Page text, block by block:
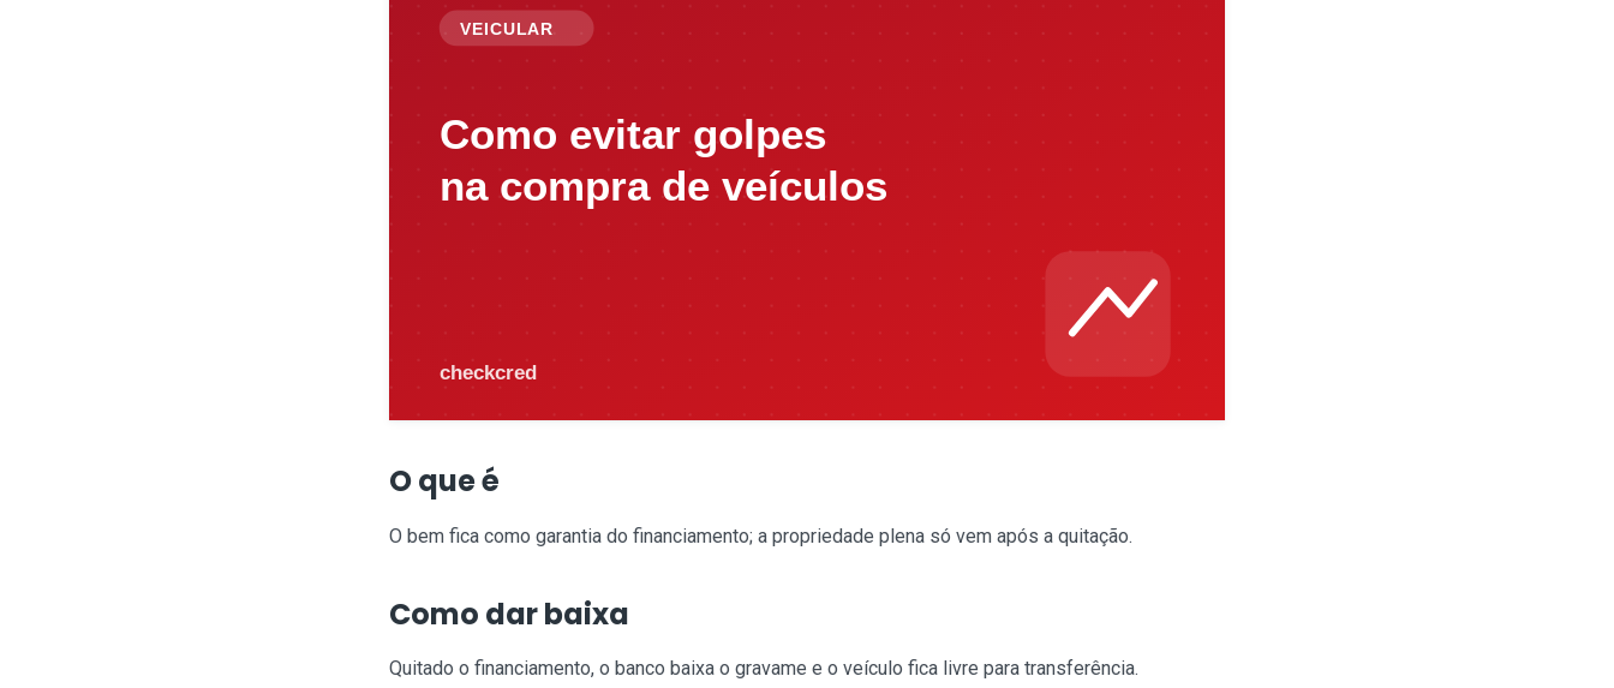
O que é
O bem fica como garantia do financiamento; a propriedade plena só vem após a quitação.
Como dar baixa
Quitado o financiamento, o banco baixa o gravame e o veículo fica livre para transferência.